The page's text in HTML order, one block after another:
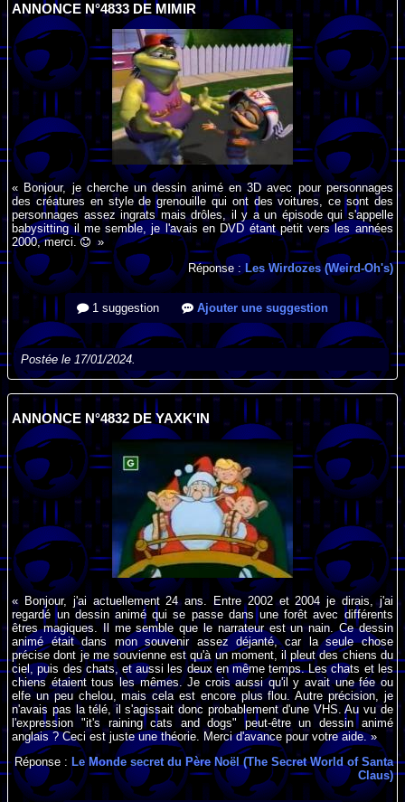
ANNONCE N°4833 DE MIMIR
« Bonjour, je cherche un dessin animé en 3D avec pour personnages
des créatures en style de grenouille qui ont des voitures, ce sont des
personnages assez ingrats mais drôles, il y a un épisode qui s'appelle
babysitting il me semble, je l'avais en DVD étant petit vers les années
2000, merci.
»
Réponse : Les Wirdozes (Weird-Oh's)
1 suggestion Ajouter une suggestion
Postée le 17/01/2024.
ANNONCE N°4832 DE YAXK'IN
« Bonjour, j'ai actuellement 24 ans. Entre 2002 et 2004 je dirais, j'ai
regardé un dessin animé qui se passe dans une forêt avec différents
êtres magiques. Il me semble que le narrateur est un nain. Ce dessin
animé était dans mon souvenir assez déjanté, car la seule chose
précise dont je me souvienne est qu'à un moment, il pleut des chiens du
ciel, puis des chats, et aussi les deux en même temps. Les chats et les
chiens étaient tous les mêmes. Je crois aussi qu'il y avait une fée ou
elfe un peu chelou, mais cela est encore plus flou. Autre précision, je
n'avais pas la télé, il s'agissait donc probablement d'une VHS. Au vu de
l'expression "it's raining cats and dogs" peut-être un dessin animé
anglais ? Ceci est juste une théorie. Merci d'avance pour votre aide. »
Réponse :Le Monde secret du Père Noël (The Secret World of Santa
Claus)